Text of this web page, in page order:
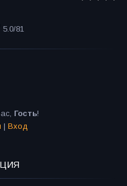
5.0/81
, Гость!
| Вход